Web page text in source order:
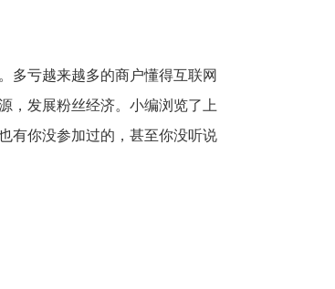
多亏越来越多的商户懂得互联网
，发展粉丝经济。小编浏览了上
有你没参加过的，甚至你没听说